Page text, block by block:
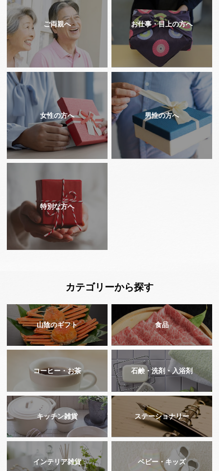
ご両親へ お仕事・目上の方へ
女性の方へ 男性の方へ
特別な方へ
カテゴリーから探す
山陰のギフト 食品
コーヒー・お茶 石鹸・洗剤・入浴剤
キッチン雑貨 ステーショナリー
インテリア雑貨 ベビー・キッズ